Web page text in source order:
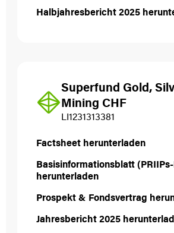
Halbjahresbericht 2025
Superfund Gold,
Mining CHF
LI1231313381
Factsheet herunterladen
Basisinformationsblatt
herunterladen
Prospekt & Fondsvertrag
Jahresbericht 2025